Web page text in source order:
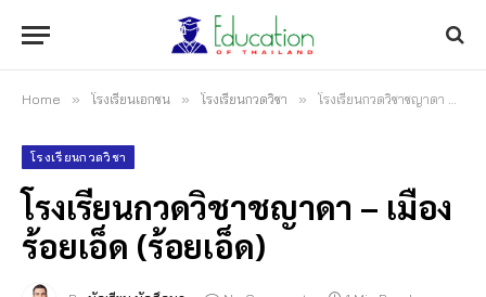
Home » โรงเรียนเอกชน » โรงเรียนกวดวิชา » โรงเรียนกวดวิชาชญาดา – เมืองร้อยเอ็ด (ร้อยเอ็ด)
โรงเรียนกวดวิชา
โรงเรียนกวดวิชาชญาดา – เมือง
ร้อยเอ็ด (ร้อยเอ็ด)